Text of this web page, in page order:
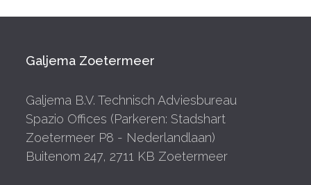
Galjema Zoetermeer
Galjema B.V. Technisch Adviesbureau
Spazio Offices (Parkeren: Stadshart
Zoetermeer P8 - Nederlandlaan)
Buitenom 247, 2711 KB Zoetermeer